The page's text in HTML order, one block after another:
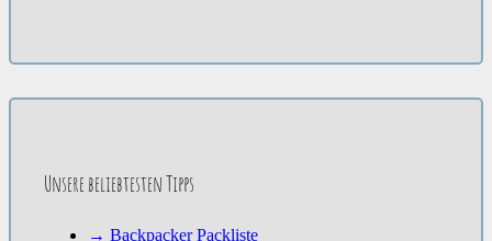
Unsere beliebtesten Tipps
→ Backpacker Packliste